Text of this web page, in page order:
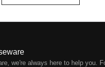
we're always here to help you.